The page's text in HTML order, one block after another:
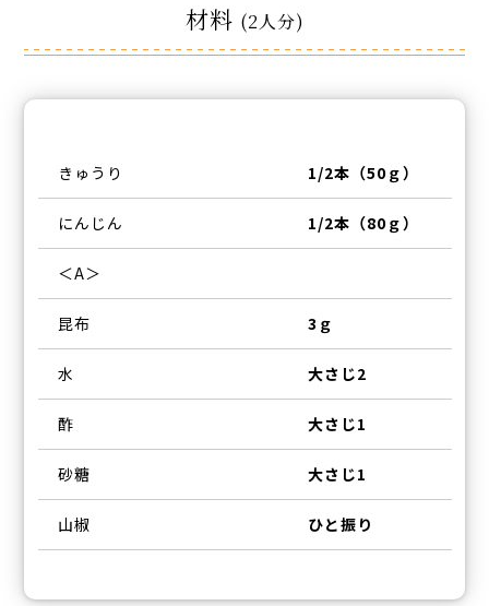
材料 (2人分)
きゅうり 1/2本（50ｇ）
にんじん 1/2本（80ｇ）
＜A＞
昆布 3ｇ
水 大さじ2
酢 大さじ1
砂糖 大さじ1
山椒 ひと振り